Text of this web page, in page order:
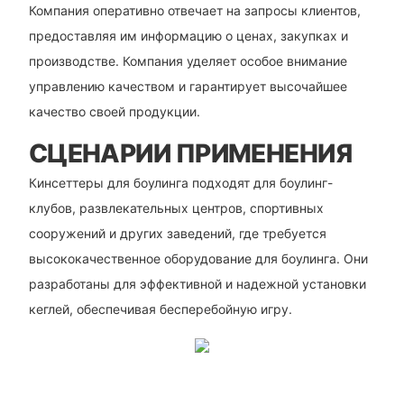
Компания оперативно отвечает на запросы клиентов,
предоставляя им информацию о ценах, закупках и
производстве. Компания уделяет особое внимание
управлению качеством и гарантирует высочайшее
качество своей продукции.
СЦЕНАРИИ ПРИМЕНЕНИЯ
Кинсеттеры для боулинга подходят для боулинг-
клубов, развлекательных центров, спортивных
сооружений и других заведений, где требуется
высококачественное оборудование для боулинга. Они
разработаны для эффективной и надежной установки
кеглей, обеспечивая бесперебойную игру.